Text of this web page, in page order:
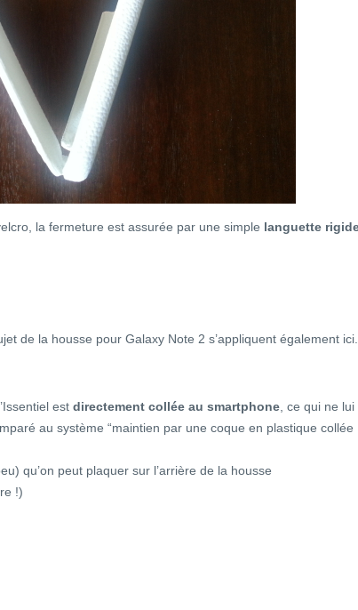
la fermeture est assurée par une simple languette
de la housse pour Galaxy Note 2 s’appliquent également ici.
est directement collée au smartphone, ce qui ne lui
au système “maintien par une coque en plastique collée
qu’on peut plaquer sur l’arrière de la housse
!)